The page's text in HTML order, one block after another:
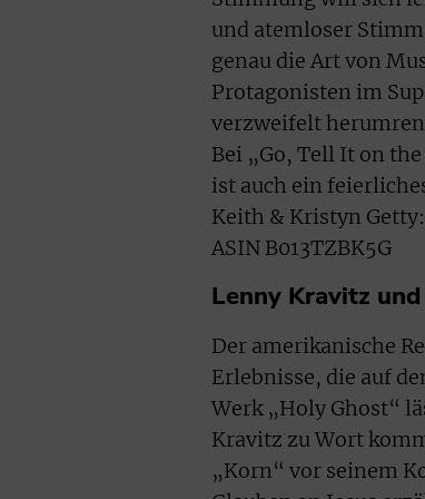
und atemloser
genau die Art von
Protagonisten im
verzweifelt
Bei „Go, Tell It on
ist auch ein
Keith & Kristyn
ASIN B013TZBK5G
Lenny Kravitz
Der amerikanische
Erlebnisse, die auf
Werk „Holy Ghost“
Kravitz zu Wort
„Korn“ vor seinem